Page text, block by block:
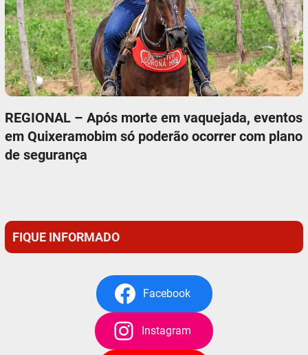
REGIONAL – Após morte em vaquejada, eventos
em Quixeramobim só poderão ocorrer com plano
de segurança
FIQUE INFORMADO
Facebook
Instagram